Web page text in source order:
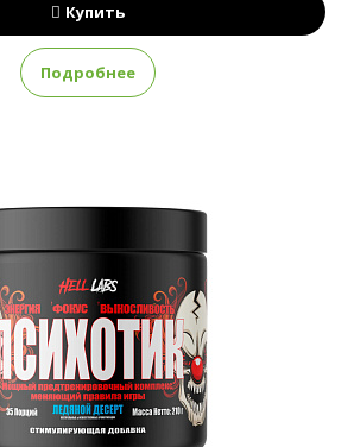
Купить
Подробнее